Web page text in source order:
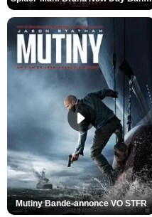
Mutiny Bande-annonce VO STFR